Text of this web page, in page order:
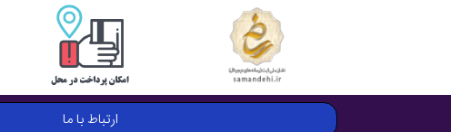
ارتباط با ما